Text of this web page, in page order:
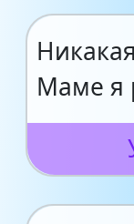
Маме я